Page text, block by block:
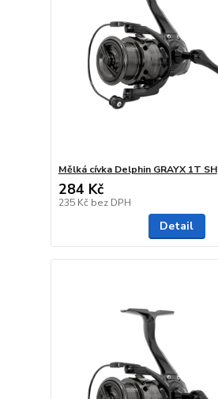
Mělká cívka Delphin GRAYX 1T SH
284 Kč
235 Kč bez DPH
Detail